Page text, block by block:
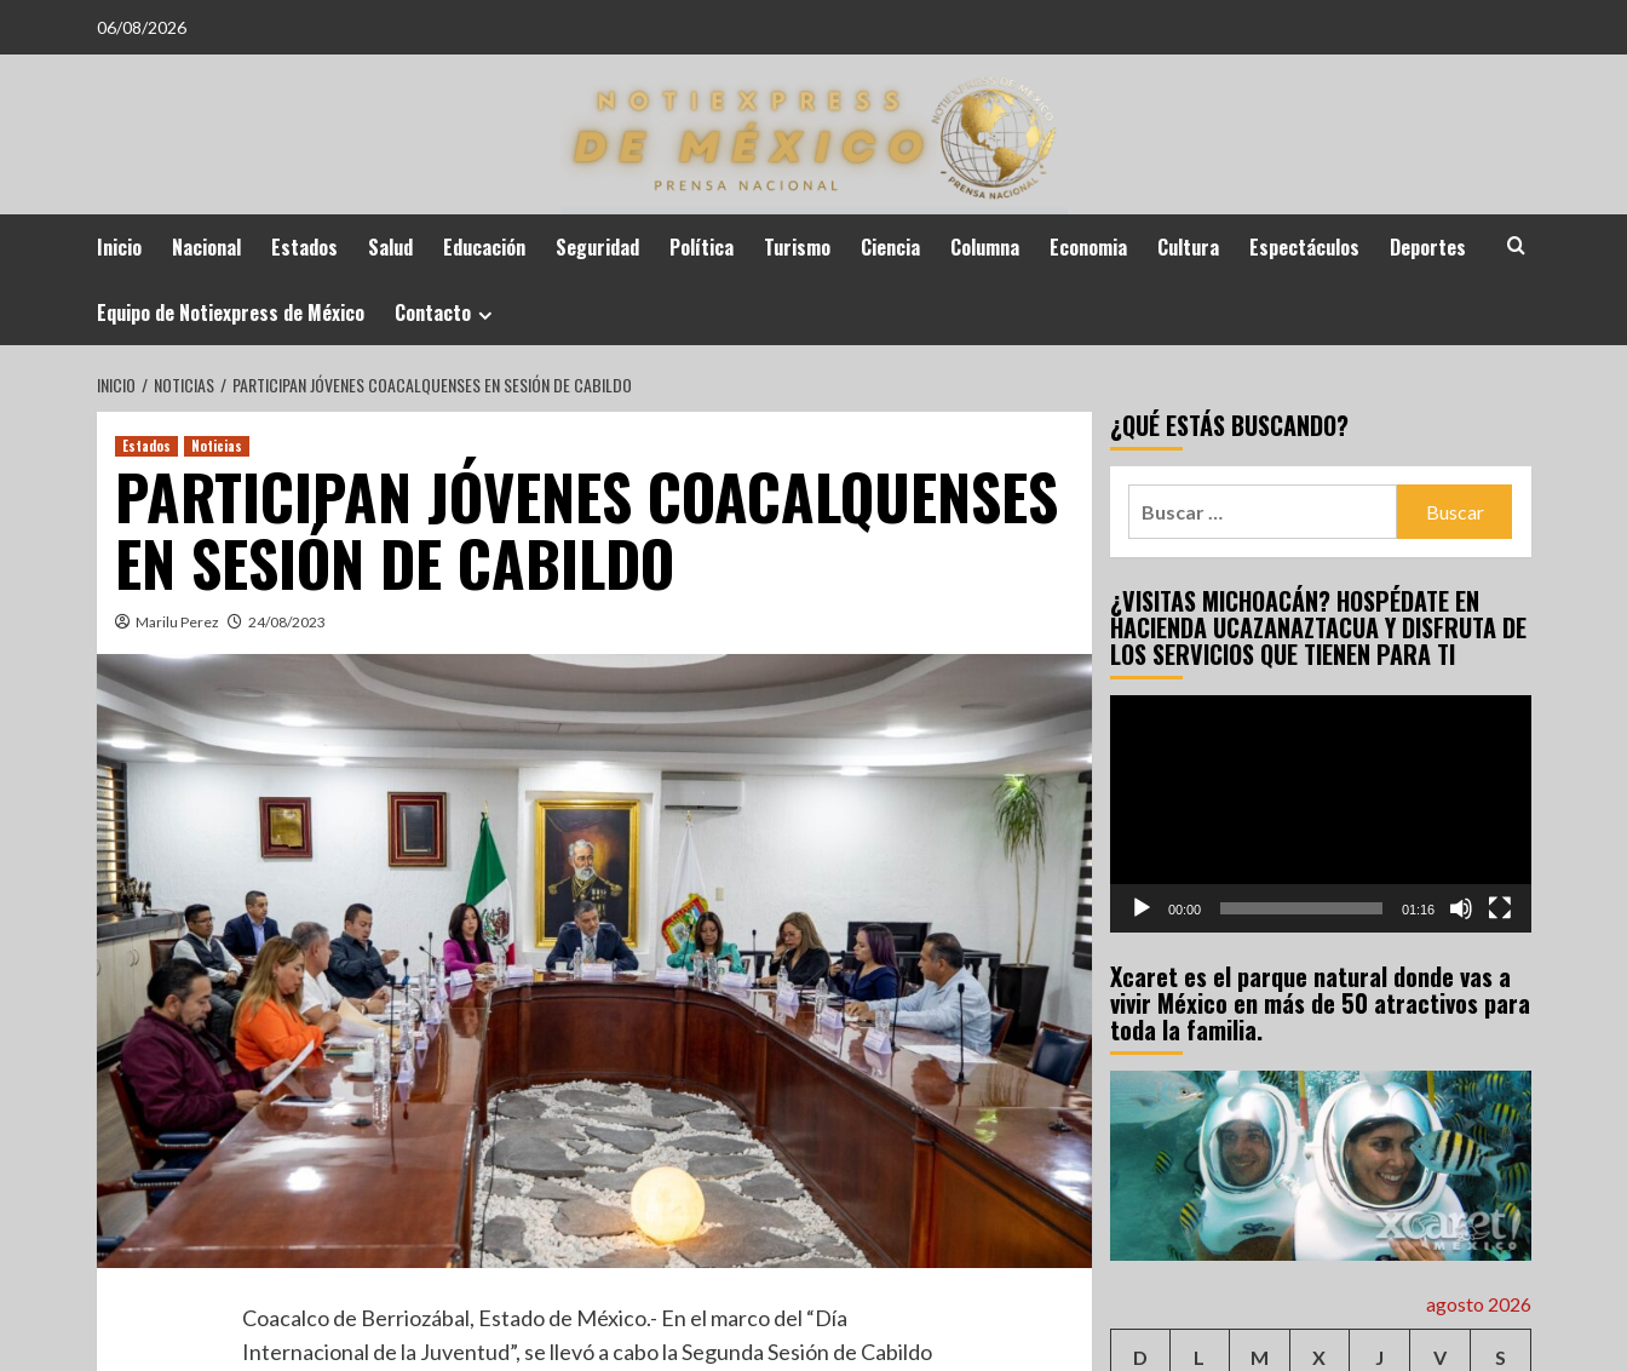
06/08/2026
Inicio Nacional Estados Salud Educación Seguridad Política Turismo Ciencia Columna Economia Cultura Espectáculos Deportes
Equipo de Notiexpress de México Contacto
INICIO NOTICIAS PARTICIPAN JÓVENES COACALQUENSES EN SESIÓN DE CABILDO
Estados Noticias
PARTICIPAN JÓVENES COACALQUENSES
EN SESIÓN DE CABILDO
Marilu Perez 24/08/2023
Coacalco de Berriozábal, Estado de México.- En el marco del “Día
Internacional de la Juventud”, se llevó a cabo la Segunda Sesión de Cabildo
¿QUÉ ESTÁS BUSCANDO?
¿VISITAS MICHOACÁN? HOSPÉDATE EN
HACIENDA UCAZANAZTACUA Y DISFRUTA DE
LOS SERVICIOS QUE TIENEN PARA TI
00:00 01:16
Xcaret es el parque natural donde vas a
vivir México en más de 50 atractivos para
toda la familia.
agosto 2026
D L M X J V S